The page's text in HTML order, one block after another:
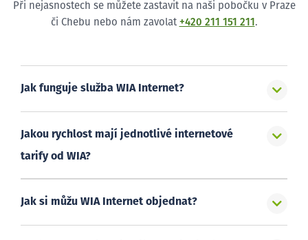
Při nejasnostech se můžete zastavit na naši pobočku v Praze
či Chebu nebo nám zavolat +420 211 151 211 .
Jak funguje služba WIA Internet?
Jakou rychlost mají jednotlivé internetové
tarify od WIA?
Jak si můžu WIA Internet objednat?